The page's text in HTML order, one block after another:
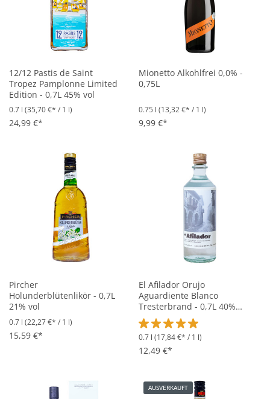
12/12 Pastis de Saint
Tropez Pamplonne Limited
Edition - 0,7L 45% vol
0.7 l (35,70 €* / 1 l)
24,99 €*
Mionetto Alkohlfrei 0,0% -
0,75L
0.75 l (13,32 €* / 1 l)
9,99 €*
Pircher
Holunderblütenlikör - 0,7L
21% vol
0.7 l (22,27 €* / 1 l)
15,59 €*
El Afilador Orujo
Aguardiente Blanco
Tresterbrand - 0,7L 40%
vol
Durchschnittliche Bewertung
0.7 l (17,84 €* / 1 l)
12,49 €*
AUSVERKAUFT